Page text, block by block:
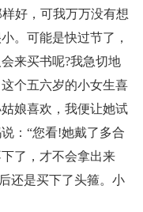
好，可我万万没有想
。可能是快过节了，
来买书呢?我急切地
个五六岁的小女生喜
娘喜欢，我便让她试
：“您看!她戴了多合
了，才不会拿出来
还是买下了头箍。小